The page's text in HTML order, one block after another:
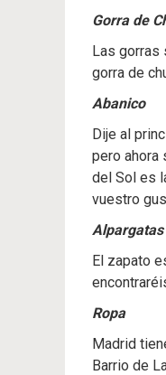
Gorra de
Las gorras
gorra de
Abanico
Dije al
pero ahora
del Sol es
vuestro
Alpargatas
El zapato
Ropa
Madrid
Barrio de